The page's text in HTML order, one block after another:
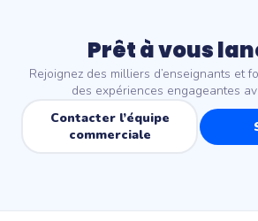
Prêt à vous
Rejoignez des milliers d’enseignants et
des expériences engageantes
Contacter l’équipe
commerciale